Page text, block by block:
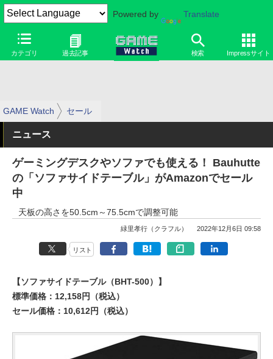
Powered by Translate
カテゴリ 過去記事 検索 Impressサイト
GAME Watch セール
ニュース
ゲーミングデスクやソファでも使える！ Bauhutte
の「ソファサイドテーブル」がAmazonでセール
中
天板の高さを50.5cm～75.5cmで調整可能
緑里孝行（クラフル） 2022年12月6日 09:58
リスト
【ソファサイドテーブル（BHT-500）】
標準価格：12,158円（税込）
セール価格：10,612円（税込）